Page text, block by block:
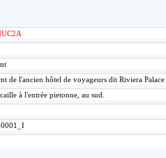
de l'ancien hôtel de voyageurs dit Riviera Palace
à l'entrée pietonne, au sud.